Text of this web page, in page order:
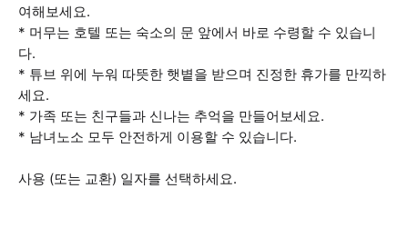
여해보세요.
* 머무는 호텔 또는 숙소의 문 앞에서 바로 수령할 수 있습니
다.
* 튜브 위에 누워 따뜻한 햇볕을 받으며 진정한 휴가를 만끽하
세요.
* 가족 또는 친구들과 신나는 추억을 만들어보세요.
* 남녀노소 모두 안전하게 이용할 수 있습니다.
사용 (또는 교환) 일자를 선택하세요.